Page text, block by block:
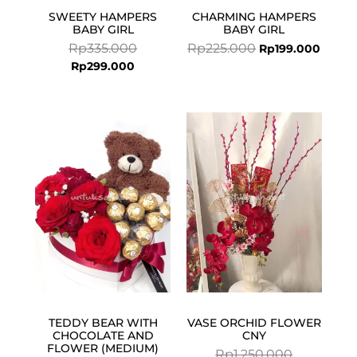
SWEETY HAMPERS
BABY GIRL
Rp335.000
Rp299.000
CHARMING HAMPERS
BABY GIRL
Rp225.000 Rp199.000
TEDDY BEAR WITH
CHOCOLATE AND
FLOWER (MEDIUM)
price
was:
Rp950.000.
price
is:
Rp899.000.
VASE ORCHID FLOWER
CNY
Original
price
was:
Current
price
is:
Rp1.199.000.